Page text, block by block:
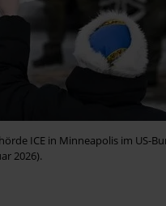
ICE in Minneapolis im US-
2026).